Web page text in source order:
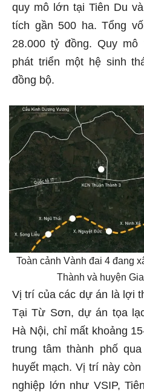
quy mô lớn tại Tiên Du
tích gần 500 ha. Tổng
28.000 tỷ đồng. Quy
phát triển một hệ sinh
đồng bộ.
Toàn cảnh Vành đai 4 đang
Thành và huyện
Vị trí của các dự án là lợi
Tại Từ Sơn, dự án tọa
Hà Nội, chỉ mất khoảng
trung tâm thành phố
huyết mạch. Vị trí này
nghiệp lớn như VSIP,